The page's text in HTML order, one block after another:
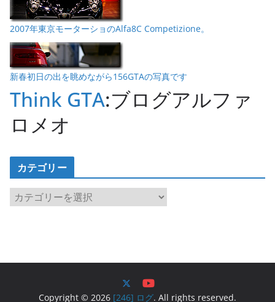
2007年東京モーターショのAlfa8C Competizione。
新春初日の出を眺めながら156GTAの写真です
Think GTA:ブログアルファ
ロメオ
カテゴリー
カ
テ
Copyright © 2026 [246] ログ. All rights reserved.